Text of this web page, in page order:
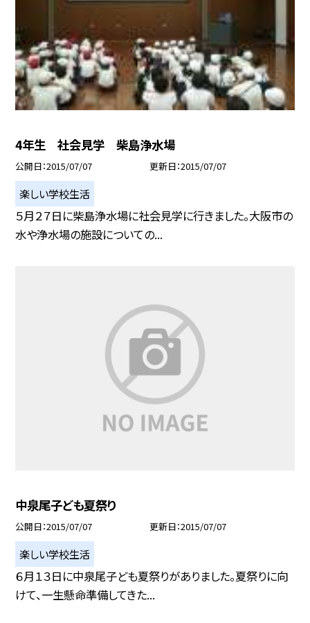
4年生 社会見学 柴島浄水場
公開日 2015/07/07 更新日 2015/07/07
楽しい学校生活
５月２７日に柴島浄水場に社会見学に行きました。大阪市の
水や浄水場の施設についての...
中泉尾子ども夏祭り
公開日 2015/07/07 更新日 2015/07/07
楽しい学校生活
６月１３日に中泉尾子ども夏祭りがありました。夏祭りに向
けて、一生懸命準備してきた...